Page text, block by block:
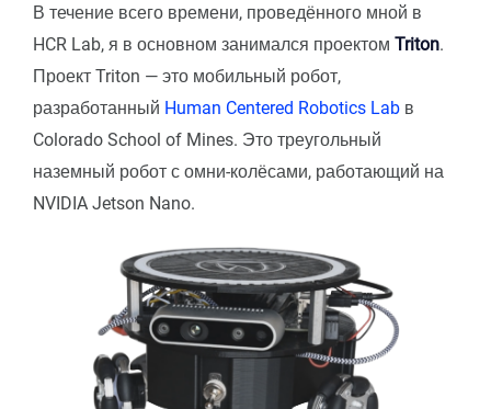
В течение всего времени, проведённого мной в
HCR Lab, я в основном занимался проектом Triton.
Проект Triton — это мобильный робот,
разработанный Human Centered Robotics Lab в
Colorado School of Mines. Это треугольный
наземный робот с омни-колёсами, работающий на
NVIDIA Jetson Nano.